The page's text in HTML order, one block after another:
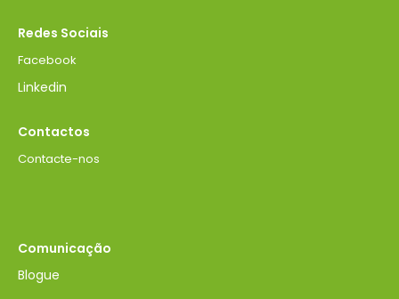
Redes Sociais
Facebook
Linkedin
Contactos
Contacte-nos
Comunicação
Blogue